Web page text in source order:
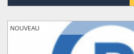
NOUVEAU